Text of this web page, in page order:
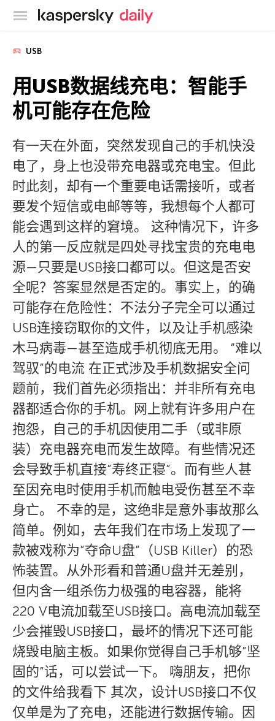
卡巴斯基官方博客
USB
用USB数据线充电：智能手
机可能存在危险
有一天在外面，突然发现自己的手机快没
电了，身上也没带充电器或充电宝。但此
时此刻，却有一个重要电话需接听，或者
要发个短信或电邮等等，我想每个人都可
能会遇到这样的窘境。 这种情况下，许多
人的第一反应就是四处寻找宝贵的充电电
源—只要是USB接口都可以。但这是否安
全呢？答案显然是否定的。事实上，的确
可能存在危险性：不法分子完全可以通过
USB连接窃取你的文件，以及让手机感染
木马病毒—甚至造成手机彻底无用。 “难以
驾驭”的电流 在正式涉及手机数据安全问
题前，我们首先必须指出：并非所有充电
器都适合你的手机。网上就有许多用户在
抱怨，自己的手机因使用二手（或非原
装）充电器充电而发生故障。有些情况还
会导致手机直接”寿终正寝”。而有些人甚
至因充电时使用手机而触电受伤甚至不幸
身亡。 不幸的是，这绝非是意外事故那么
简单。例如，去年我们在市场上发现了一
款被戏称为”夺命U盘”（USB Killer）的恐
怖装置。从外形看和普通U盘并无差别，
但内含一组杀伤力极强的电容器，能将
220 V电流加载至USB接口。高电流加载至
少会摧毁USB接口，最坏的情况下还可能
烧毁电脑主板。如果你觉得自己手机够”坚
固的”话，可以尝试一下。 嗨朋友，把你
的文件给我看下 其次，设计USB接口不仅
仅单是为了充电，还能进行数据传输。因